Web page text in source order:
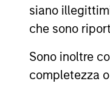
siano
che sono
Sono inoltre
completezza
Inoltre, gli
supplementari per
lingua tedesca del
Ginevra. L’agente
Se la società di
lo farà nel rispetto